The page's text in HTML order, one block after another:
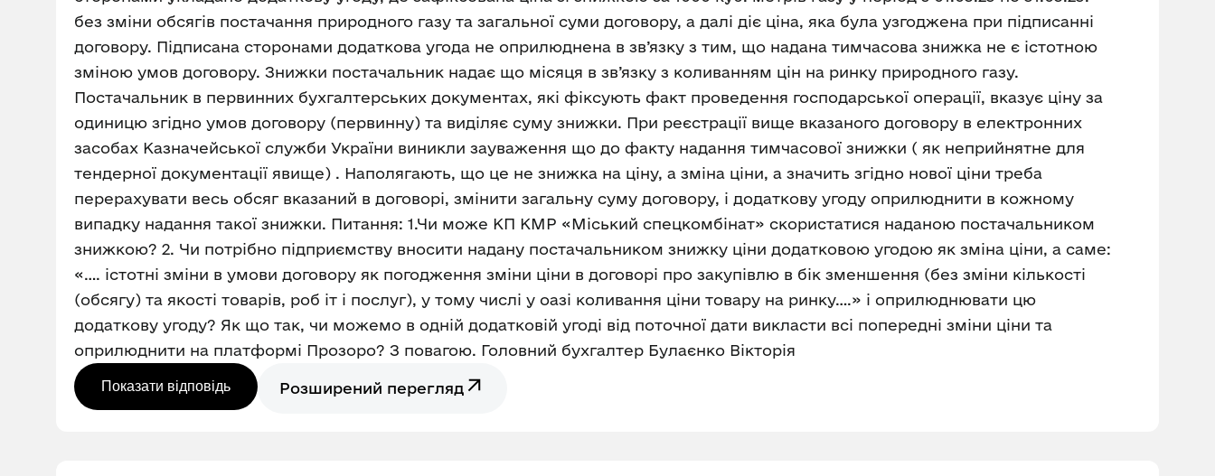
без зміни обсягів постачання природного газу та загальної суми договору, а далі діє ціна, яка була узгоджена при підписанні
договору. Підписана сторонами додаткова угода не оприлюднена в зв’язку з тим, що надана тимчасова знижка не є істотною
зміною умов договору. Знижки постачальник надає що місяця в зв’язку з коливанням цін на ринку природного газу.
Постачальник в первинних бухгалтерських документах, які фіксують факт проведення господарської операції, вказує ціну за
одиницю згідно умов договору (первинну) та виділяє суму знижки. При реєстрації вище вказаного договору в електронних
засобах Казначейської служби України виникли зауваження що до факту надання тимчасової знижки ( як неприйнятне для
тендерної документації явище) . Наполягають, що це не знижка на ціну, а зміна ціни, а значить згідно нової ціни треба
перерахувати весь обсяг вказаний в договорі, змінити загальну суму договору, і додаткову угоду оприлюднити в кожному
випадку надання такої знижки. Питання: 1.Чи може КП КМР «Міський спецкомбінат» скористатися наданою постачальником
знижкою? 2. Чи потрібно підприємству вносити надану постачальником знижку ціни додатковою угодою як зміна ціни, а саме:
«…. істотні зміни в умови договору як погодження зміни ціни в договорі про закупівлю в бік зменшення (без зміни кількості
(обсягу) та якості товарів, роб іт і послуг), у тому числі у оазі коливання ціни товару на ринку….» і оприлюднювати цю
додаткову угоду? Як що так, чи можемо в одній додатковій угоді від поточної дати викласти всі попередні зміни ціни та
оприлюднити на платформі Прозоро? З повагою. Головний бухгалтер Булаєнко Вікторія
Показати відповідь Розширений перегляд